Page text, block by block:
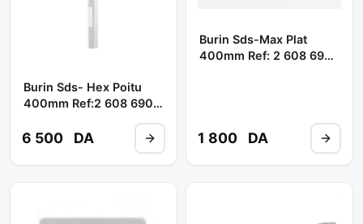
Burin Sds- Hex Poitu
400mm Ref:2 608 690
6 500 DA
Burin Sds-Max Plat
400mm Ref: 2 608 690
1 800 DA